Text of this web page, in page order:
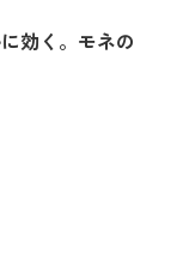
効く。モネの